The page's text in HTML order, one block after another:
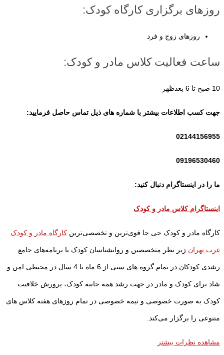
روزهای برگزاری کارگاه کودک:
روزهای زوج و فرد
ساعت فعالیت کلاس مادر و کودک:
10 صبح تا 6 بعدظهر
جهت کسب اطلاعات بیشتر با شماره های ذیل تماس حاصل فرمایید:
02144156955
09196530460
ما را در اینستاگرام دنبال کنید:
اینستاگرام کلاس مادر و کودک
کارگاه مادر و کودک جی جا قوی‌ترین و تخصصی‌ترین کارگاه مادر و کودک
غرب تهران زیر نظر متخصصین و روانشناسان کودک با برنامه‌های جامع
رشدی کودکان در تمام گروه های سنی از 6 ماه تا 4 سال در محیطی امن و
شاد برای کودک و مادر در جهت رشد همه جانبه کودک، پرورش خلاقیت
کودک به صورت خصوصی و نیمه خصوصی در تمام روزهای هفته کلاس های
متنوعی را برگزار می‌کند.
مشاهده نظرات بیشتر